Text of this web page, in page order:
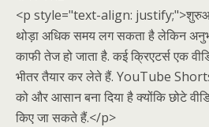
<p style="text-align: justify;">शुरुआत
थोड़ा अधिक समय लग सकता है लेकिन
काफी तेज हो जाता है. कई क्रिएटर्स एक
भीतर तैयार कर लेते हैं. YouTube
को और आसान बना दिया है क्योंकि छोटे
किए जा सकते हैं.</p>